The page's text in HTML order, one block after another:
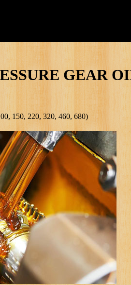
GEAR
150, 220, 320, 460, 680)